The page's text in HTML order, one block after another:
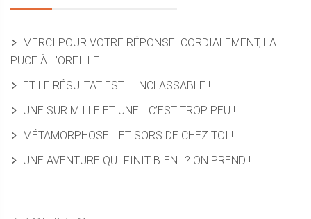
MERCI POUR VOTRE RÉPONSE. CORDIALEMENT, LA
PUCE À L’OREILLE
ET LE RÉSULTAT EST…. INCLASSABLE !
UNE SUR MILLE ET UNE… C’EST TROP PEU !
MÉTAMORPHOSE… ET SORS DE CHEZ TOI !
UNE AVENTURE QUI FINIT BIEN…? ON PREND !